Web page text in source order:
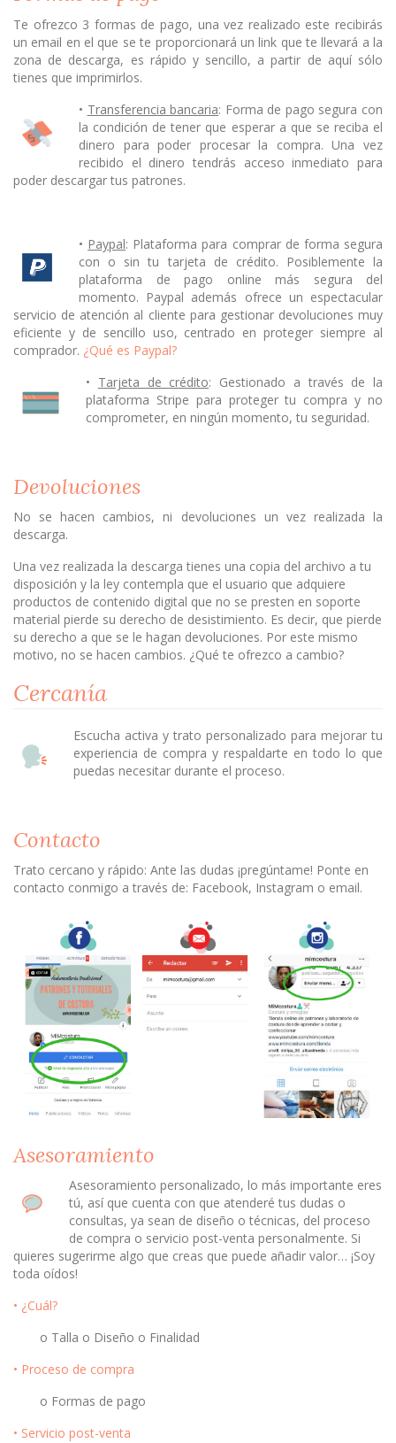
Te ofrezco 3 formas de pago, una vez realizado este recibirás
un email en el que se te proporcionará un link que te llevará a la
zona de descarga, es rápido y sencillo, a partir de aquí sólo
tienes que imprimirlos.
• Transferencia bancaria: Forma de pago segura con
la condición de tener que esperar a que se reciba el
dinero para poder procesar la compra. Una vez
recibido el dinero tendrás acceso inmediato para
poder descargar tus patrones.
• Paypal: Plataforma para comprar de forma segura
con o sin tu tarjeta de crédito. Posiblemente la
plataforma de pago online más segura del
momento. Paypal además ofrece un espectacular
servicio de atención al cliente para gestionar devoluciones muy
eficiente y de sencillo uso, centrado en proteger siempre al
comprador. ¿Qué es Paypal?
• Tarjeta de crédito: Gestionado a través de la
plataforma Stripe para proteger tu compra y no
comprometer, en ningún momento, tu seguridad.
Devoluciones
No se hacen cambios, ni devoluciones un vez realizada la
descarga.
Una vez realizada la descarga tienes una copia del archivo a tu
disposición y la ley contempla que el usuario que adquiere
productos de contenido digital que no se presten en soporte
material pierde su derecho de desistimiento. Es decir, que pierde
su derecho a que se le hagan devoluciones. Por este mismo
motivo, no se hacen cambios. ¿Qué te ofrezco a cambio?
Cercanía
Escucha activa y trato personalizado para mejorar tu
experiencia de compra y respaldarte en todo lo que
puedas necesitar durante el proceso.
Contacto
Trato cercano y rápido: Ante las dudas ¡pregúntame! Ponte en
contacto conmigo a través de: Facebook, Instagram o email.
Asesoramiento
Asesoramiento personalizado, lo más importante eres
tú, así que cuenta con que atenderé tus dudas o
consultas, ya sean de diseño o técnicas, del proceso
de compra o servicio post-venta personalmente. Si
quieres sugerirme algo que creas que puede añadir valor… ¡Soy
toda oídos!
• ¿Cuál?
o Talla o Diseño o Finalidad
• Proceso de compra
o Formas de pago
• Servicio post-venta